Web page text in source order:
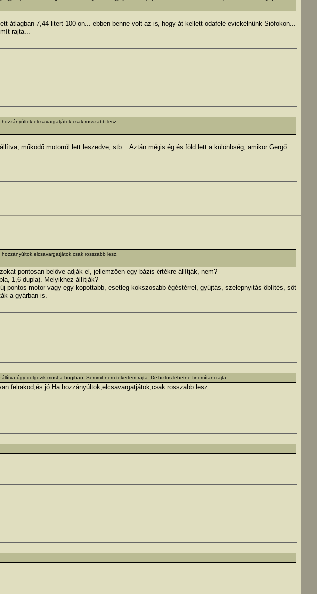
átlagban 7,44 litert 100-on... ebben benne volt az is, hogy át kellett odafelé evickélnünk Siófokon...
rajta...
rosszabb lesz.
működő motorról lett leszedve, stb... Aztán mégis ég és föld lett a különbség, amikor Gergő
rosszabb lesz.
pontosan belőve adják el, jellemzően egy bázis értékre állítják, nem?
1,6 dupla). Melyikhez állítják?
pontos motor vagy egy kopottabb, esetleg kokszosabb égéstérrel, gyújtás, szelepnyitás-öblítés, sőt
a gyárban is.
úgy dolgozik most a bogiban. Semmit nem tekertem rajta. De biztos lehetne finomítani rajta.
felrakod,és jó.Ha hozzányúltok,elcsavargatjátok,csak rosszabb lesz.